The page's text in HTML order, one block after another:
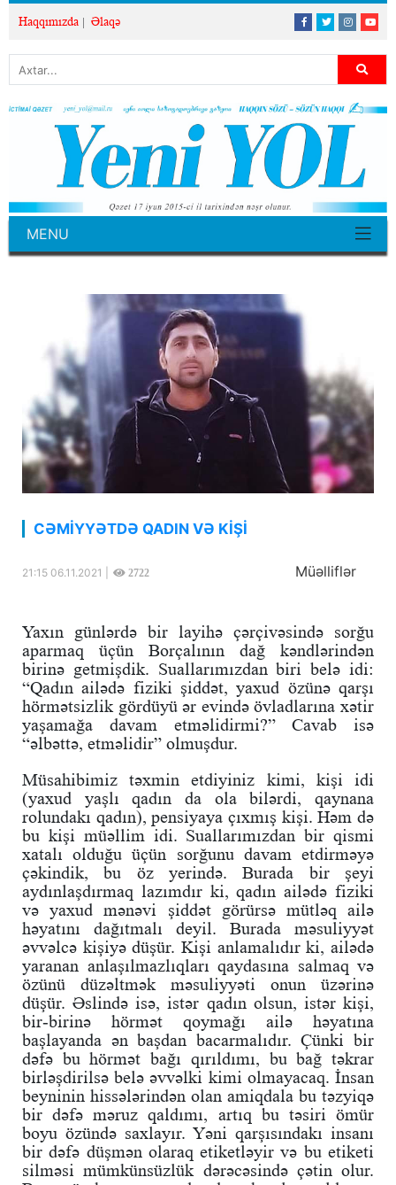
Haqqımızda Əlaqə
MENU
CƏMİYYƏTDƏ QADIN VƏ KİŞİ
21:15 06.11.2021 | 2722 Müəlliflər
Yaxın günlərdə bir layihə çərçivəsində sorğu
aparmaq üçün Borçalının dağ kəndlərindən
birinə getmişdik. Suallarımızdan biri belə idi:
“Qadın ailədə fiziki şiddət, yaxud özünə qarşı
hörmətsizlik gördüyü ər evində övladlarına xətir
yaşamağa davam etməlidirmi?” Cavab isə
“əlbəttə, etməlidir” olmuşdur.
Müsahibimiz təxmin etdiyiniz kimi, kişi idi
(yaxud yaşlı qadın da ola bilərdi, qaynana
rolundakı qadın), pensiyaya çıxmış kişi. Həm də
bu kişi müəllim idi. Suallarımızdan bir qismi
xatalı olduğu üçün sorğunu davam etdirməyə
çəkindik, bu öz yerində. Burada bir şeyi
aydınlaşdırmaq lazımdır ki, qadın ailədə fiziki
və yaxud mənəvi şiddət görürsə mütləq ailə
həyatını dağıtmalı deyil. Burada məsuliyyət
əvvəlcə kişiyə düşür. Kişi anlamalıdır ki, ailədə
yaranan anlaşılmazlıqları qaydasına salmaq və
özünü düzəltmək məsuliyyəti onun üzərinə
düşür. Əslində isə, istər qadın olsun, istər kişi,
bir-birinə hörmət qoymağı ailə həyatına
başlayanda ən başdan bacarmalıdır. Çünki bir
dəfə bu hörmət bağı qırıldımı, bu bağ təkrar
birləşdirilsə belə əvvəlki kimi olmayacaq. İnsan
beyninin hissələrindən olan amiqdala bu təzyiqə
bir dəfə məruz qaldımı, artıq bu təsiri ömür
boyu özündə saxlayır. Yəni qarşısındakı insanı
bir dəfə düşmən olaraq etiketləyir və bu etiketi
silməsi mümkünsüzlük dərəcəsində çətin olur.